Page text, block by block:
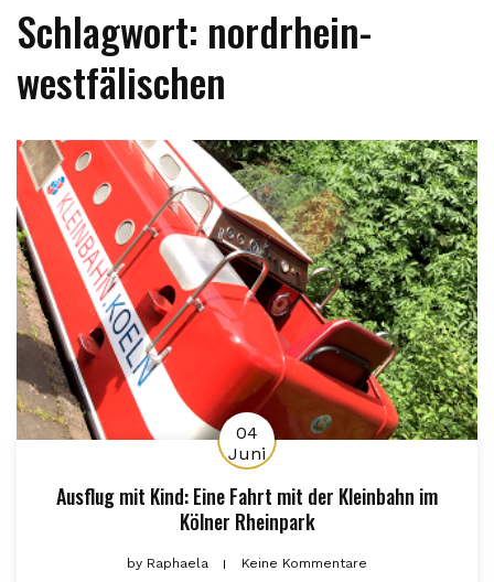
Schlagwort: nordrhein-
westfälischen
04
Juni
Ausflug mit Kind: Eine Fahrt mit der Kleinbahn im
Kölner Rheinpark
by Raphaela Keine Kommentare